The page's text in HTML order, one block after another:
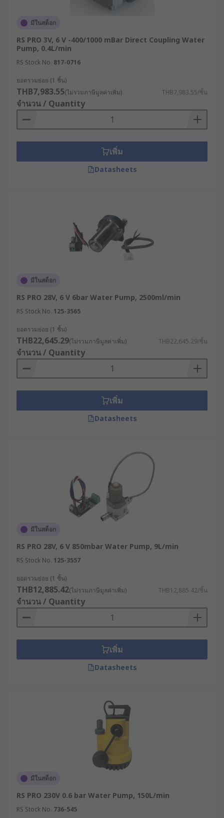
มีในสต็อก
RS PRO 3V, 6 V -400/1000 mBar Direct Coupling Water
Pump, 0.4L/min
RS Stock No. 817-0716
ยอดรวมย่อย (1 ชิ้น)
THB7,983.55(ไม่รวมภาษีมูลค่าเพิ่ม) THB7,983.55/ชิ้น
จำนวน / Quantity
เพิ่ม
Datasheets
มีในสต็อก
RS PRO 28V, 6 V 6bar Water Pump, 2500ml/min
RS Stock No. 125-3565
ยอดรวมย่อย (1 ชิ้น)
THB22,645.29(ไม่รวมภาษีมูลค่าเพิ่ม) THB22,645.29/ชิ้น
จำนวน / Quantity
เพิ่ม
Datasheets
มีในสต็อก
RS PRO 28V, 6 V 850mbar Water Pump, 9L/min
RS Stock No. 125-3557
ยอดรวมย่อย (1 ชิ้น)
THB12,885.42(ไม่รวมภาษีมูลค่าเพิ่ม) THB12,885.42/ชิ้น
จำนวน / Quantity
เพิ่ม
Datasheets
มีในสต็อก
RS PRO 230V 0.6 bar Water Pump, 150L/min
RS Stock No. 736-545